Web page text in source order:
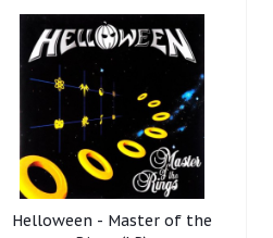
Helloween - Master of the